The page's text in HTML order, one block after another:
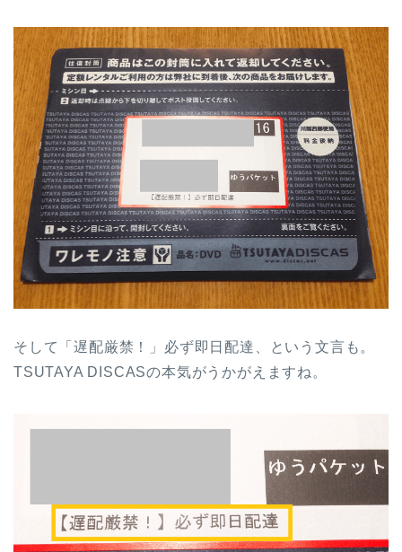
そして「遅配厳禁！」必ず即日配達、という文言も。
TSUTAYA DISCASの本気がうかがえますね。